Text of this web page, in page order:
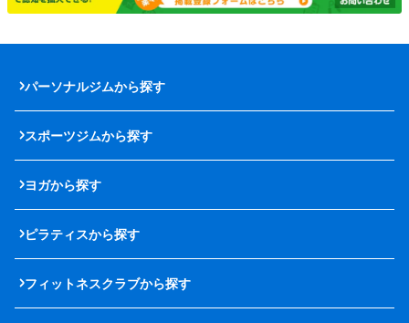
パーソナルジムから探す
スポーツジムから探す
ヨガから探す
ピラティスから探す
フィットネスクラブから探す